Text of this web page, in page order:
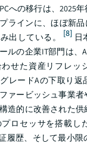
への移行は、2025
ラインに、ほぼ新品
出している。
[8] 日
ルの企業IT部門は、
せた資産リフレッ
レードAの下取り
ァービッシュ事業
造的に改善された
ロセッサを搭載し
履歴、そして最小